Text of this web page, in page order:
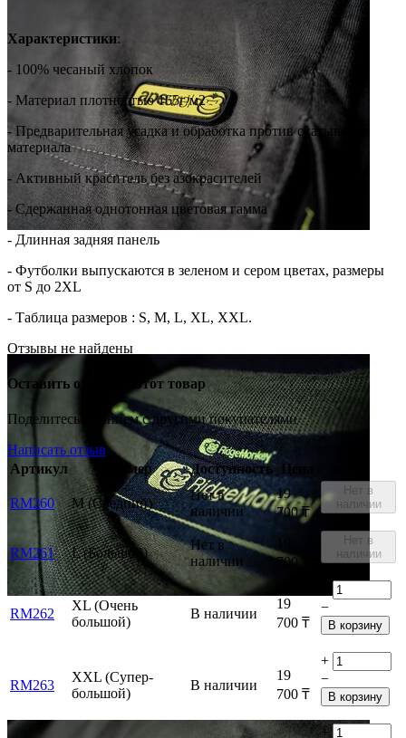
Характеристики:
- 100% чесаный хлопок
- Материал плотностью 165г/м2
- Предварительная усадка и обработка против скатывания
материала
- Активный краситель без азокрасителей
- Сдержанная однотонная цветовая гамма
- Длинная задняя панель
- Футболки выпускаются в зеленом и сером цветах, размеры
от S до 2XL
- Таблица размеров : S, M, L, XL, XXL.
Отзывы не найдены
Оставить отзыв на этот товар
Поделитесь мнением с другими покупателями
Написать отзыв
Артикул
Размер Доступность Цена
RM260 M (Средний)
Нет в
наличии
19
700 ₸
Нет в
наличии
RM261 L (Большой)
Нет в
наличии
700
Нет в
наличии
RM262
XL (Очень
большой)
В наличии
19
700 ₸
−
В корзину
RM263
XXL (Супер-
большой)
В наличии
19
700 ₸
+
−
В корзину
+